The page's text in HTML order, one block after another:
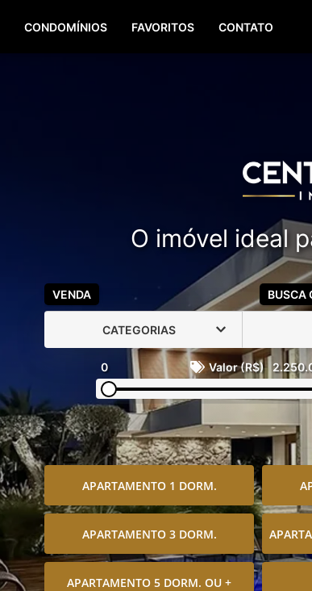
CONDOMÍNIOS FAVORITOS CONTATO
O imóvel ideal
VENDA BUSCA
CATEGORIAS
0 Valor (R$)
APARTAMENTO 1 DORM.
APARTAMENTO 3 DORM.
APARTAMENTO 5 DORM. OU +